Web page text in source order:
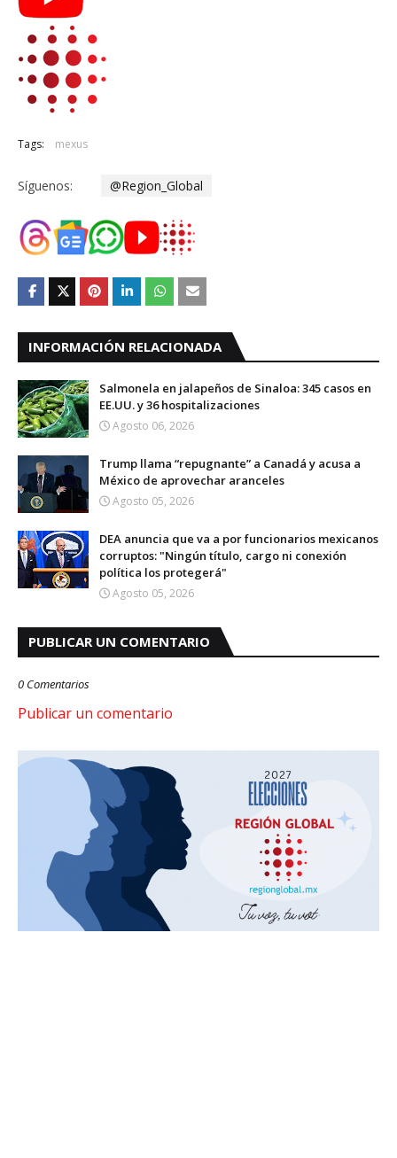
Tags: mexus
Síguenos: @Region_Global
INFORMACIÓN RELACIONADA
Salmonela en jalapeños de Sinaloa: 345 casos en
EE.UU. y 36 hospitalizaciones
Agosto 06, 2026
Trump llama “repugnante” a Canadá y acusa a
México de aprovechar aranceles
Agosto 05, 2026
DEA anuncia que va a por funcionarios mexicanos
corruptos: "Ningún título, cargo ni conexión
política los protegerá"
Agosto 05, 2026
PUBLICAR UN COMENTARIO
0 Comentarios
Publicar un comentario